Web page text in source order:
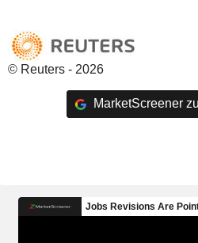
© Reuters - 2026
MarketScreener